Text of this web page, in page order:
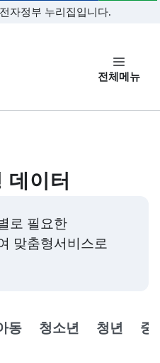
본문 바로가기
자정부 누리집입니다.
전체메뉴
데이터
로 필요한
맞춤형서비스로
동 청소년 청년 중